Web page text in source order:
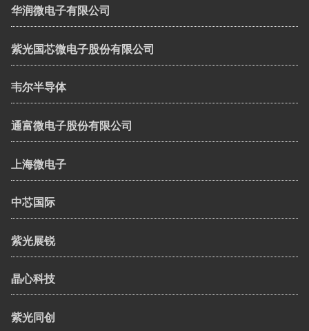
华润微电子有限公司
紫光国芯微电子股份有限公司
韦尔半导体
通富微电子股份有限公司
上海微电子
中芯国际
紫光展锐
晶心科技
紫光同创